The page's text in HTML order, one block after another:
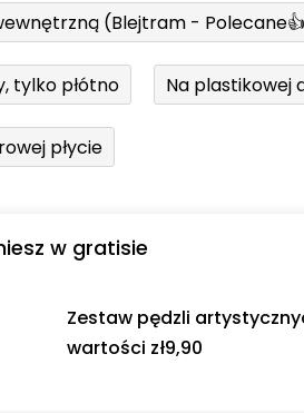
(Blejtram -
tylko płótno Na plastikowej
płycie
w gratisie
Zestaw pędzli
wartości zł9,90